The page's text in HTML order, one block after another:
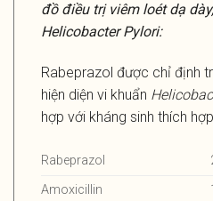
đồ điều trị viêm loét dạ
Helicobacter Pylori:
Rabeprazol được chỉ định
hiện diện vi khuẩn
hợp với kháng sinh thích
Rabeprazol
Amoxicillin